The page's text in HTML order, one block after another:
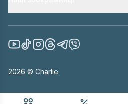
2026 © Charlie